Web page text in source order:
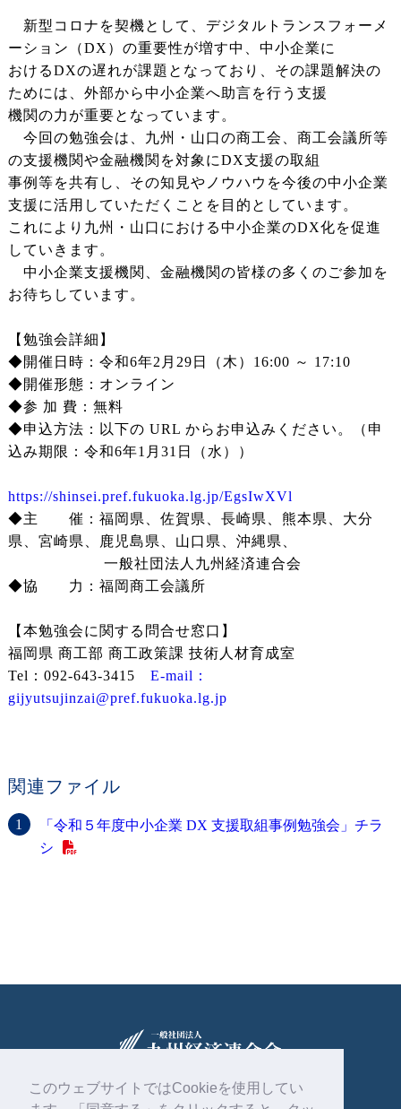
このウェブサイトではCookieを使用してい
新型コロナを契機として、デジタルトランスフォーメ
ーション（DX）の重要性が増す中、中小企業に
おけるDXの遅れが課題となっており、その課題解決の
ためには、外部から中小企業へ助言を行う支援
機関の力が重要となっています。
今回の勉強会は、九州・山口の商工会、商工会議所等
の支援機関や金融機関を対象にDX支援の取組
事例等を共有し、その知見やノウハウを今後の中小企業
支援に活用していただくことを目的としています。
これにより九州・山口における中小企業のDX化を促進
していきます。
中小企業支援機関、金融機関の皆様の多くのご参加を
お待ちしています。
【勉強会詳細】
◆開催日時：令和6年2月29日（木）16:00 ～ 17:10
◆開催形態：オンライン
◆参 加 費：無料
◆申込方法：以下の URL からお申込みください。（申
込み期限：令和6年1月31日（水））
https://shinsei.pref.fukuoka.lg.jp/EgsIwXVl
◆主 催：福岡県、佐賀県、長崎県、熊本県、大分
県、宮崎県、鹿児島県、山口県、沖縄県、
一般社団法人九州経済連合会
◆協 力：福岡商工会議所
【本勉強会に関する問合せ窓口】
福岡県 商工部 商工政策課 技術人材育成室
Tel：092-643-3415 E-mail：
gijyutsujinzai@pref.fukuoka.lg.jp
関連ファイル
「令和５年度中小企業 DX 支援取組事例勉強会」チラ
シ